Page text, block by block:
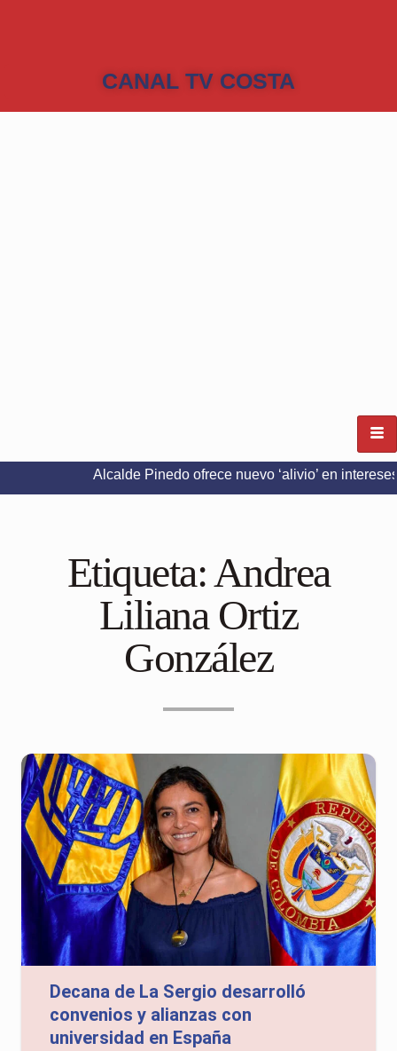
CANAL TV COSTA
Alcalde Pinedo ofrece nuevo ‘alivio’ en intereses del
Etiqueta:Andrea
Liliana Ortiz
González
Decana de La Sergio desarrolló
convenios y alianzas con
universidad en España